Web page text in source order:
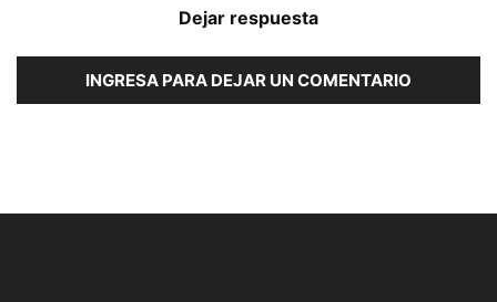
Dejar respuesta
INGRESA PARA DEJAR UN COMENTARIO